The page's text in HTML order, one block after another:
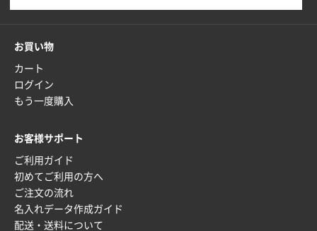
足している。
熊本県S社様
ぺんてる ビクーニャフィール
印刷範囲が広かったから、取扱商品
新潟県R社様
ワンポイントポリ袋 A4サイズ
2026年01月16日 10:53
納期が比較的短く、ロット数が豊富に選べて価格が安
お買い物
カート
ログイン
もう一度購入
お客様サポート
ご利用ガイド
初めてご利用の方へ
ご注文の流れ
名入れデータ作成ガイド
配送・送料について